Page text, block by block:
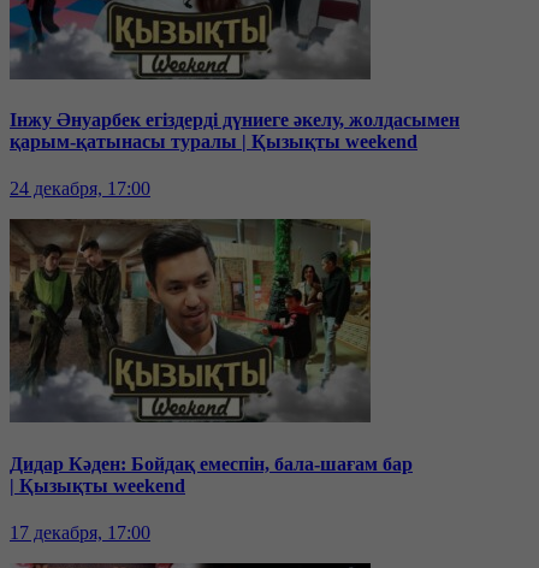
Інжу Әнуарбек егіздерді дүниеге әкелу, жолдасымен
қарым-қатынасы туралы | Қызықты weekend
24 декабря, 17:00
Дидар Кәден: Бойдақ емеспін, бала-шағам бар
| Қызықты weekend
17 декабря, 17:00